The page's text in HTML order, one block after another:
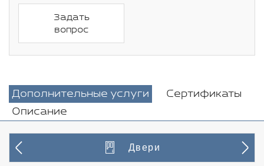
Задать
вопрос
Дополнительные услуги
Сертификаты
Описание
Двери